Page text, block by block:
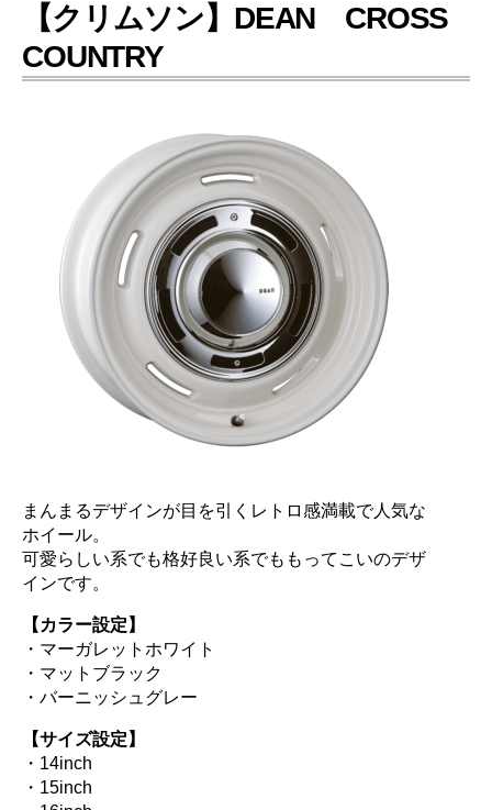
【クリムソン】DEAN CROSS
COUNTRY
まんまるデザインが目を引くレトロ感満載で人気な
ホイール。
可愛らしい系でも格好良い系でももってこいのデザ
インです。
【カラー設定】
・マーガレットホワイト
・マットブラック
・バーニッシュグレー
【サイズ設定】
・14inch
・15inch